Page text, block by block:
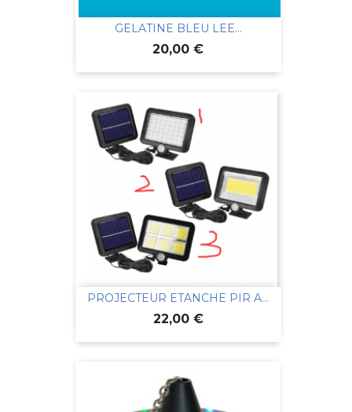
GELATINE BLEU LEE...
Prix
20,00 €
PROJECTEUR ETANCHE PIR A...
Prix
22,00 €